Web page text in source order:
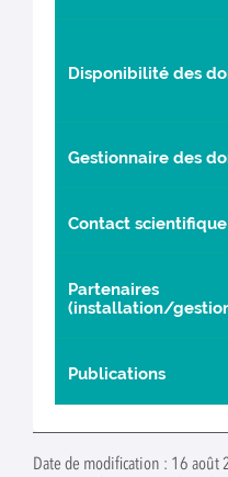
Disponibilité des
Gestionnaire des
Contact scientifique
Partenaires
(installation/
Publications
Date de modification : 16 août